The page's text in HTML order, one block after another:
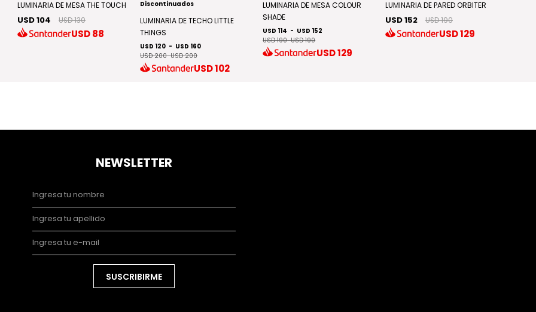
LUMINARIA DE MESA THE TOUCH
USD 104 USD 130
USD88
Discontinuados
LUMINARIA DE TECHO LITTLE
THINGS
USD 120 - USD 160
USD 200-USD 200
USD102
LUMINARIA DE MESA COLOUR
SHADE
USD 114 - USD 152
USD 190-USD 190
USD129
LUMINARIA DE PARED ORBITER
USD 152 USD 190
USD129
NEWSLETTER
SUSCRIBIRME